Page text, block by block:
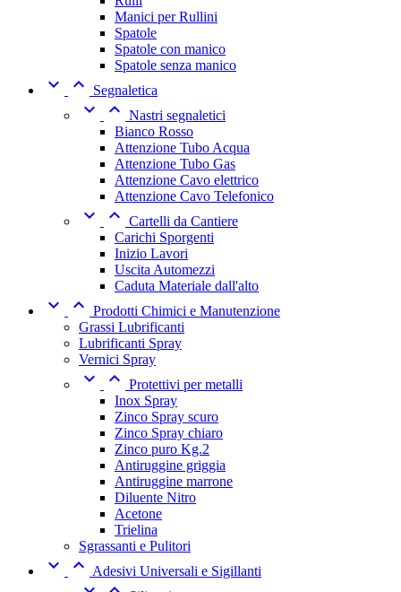
Manici per Rullini
Spatole
Spatole con manico
Spatole senza manico
  Segnaletica
  Nastri segnaletici
Bianco Rosso
Attenzione Tubo Acqua
Attenzione Tubo Gas
Attenzione Cavo elettrico
Attenzione Cavo Telefonico
  Cartelli da Cantiere
Carichi Sporgenti
Inizio Lavori
Uscita Automezzi
Caduta Materiale dall'alto
  Prodotti Chimici e Manutenzione
Grassi Lubrificanti
Lubrificanti Spray
Vernici Spray
  Protettivi per metalli
Inox Spray
Zinco Spray scuro
Zinco Spray chiaro
Zinco puro Kg.2
Antiruggine griggia
Antiruggine marrone
Diluente Nitro
Acetone
Trielina
Sgrassanti e Pulitori
  Adesivi Universali e Sigillanti